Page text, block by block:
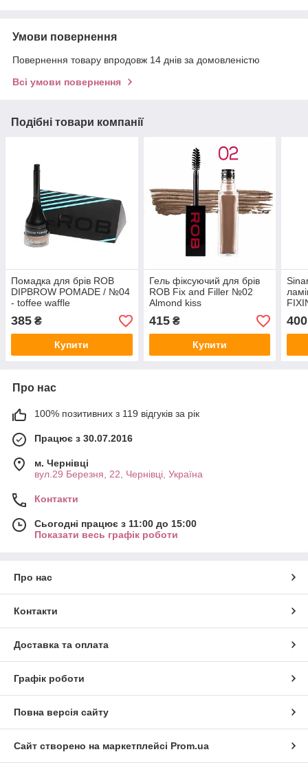
Умови повернення
Повернення товару впродовж 14 днів за домовленістю
Всі умови повернення
Подібні товари компанії
Помадка для брів ROB
DIPBROW POMADE / №04
- toffee waffle
385 ₴
Купити
Гель фіксуючий для брів
ROB Fix and Filler №02
Аlmond kiss
415₴
Купити
400
Про нас
100% позитивних з 119 відгуків за рік
Працює з 30.07.2016
м. Чернівці
вул.29 Березня, 22, Чернівці, Україна
Контакти
Сьогодні працює з 11:00 до 15:00
Показати весь графік роботи
Про нас
Контакти
Доставка та оплата
Графік роботи
Повна версія сайту
Сайт створено на маркетплейсі Prom.ua